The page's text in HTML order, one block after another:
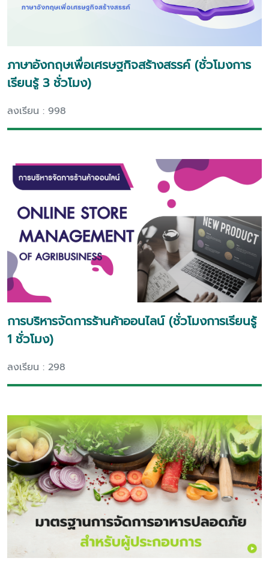
ภาษาอังกฤษเพื่อเศรษฐกิจสร้างสรรค์ (ชั่วโมงการ
เรียนรู้ 3 ชั่วโมง)
ลงเรียน : 998
การบริหารจัดการร้านค้าออนไลน์ (ชั่วโมงการเรียนรู้
1 ชั่วโมง)
ลงเรียน : 298